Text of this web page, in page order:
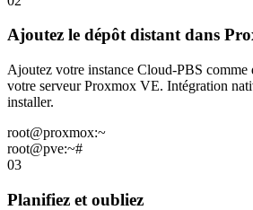
Ajoutez le dépôt distant dans
Ajoutez votre instance Cloud-PBS comme
votre serveur Proxmox VE. Intégration
installer.
root@proxmox:~
root@pve:~#
03
Planifiez et oubliez